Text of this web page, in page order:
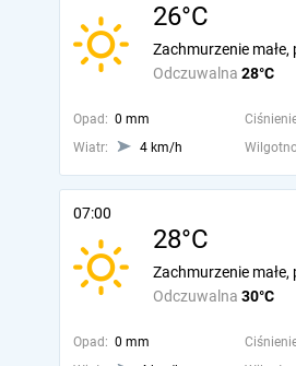
26°C
Odczuwalna 28°C
Zachmurzenie małe,
Opad: 0 mm
Wiatr:
4 km/h
07:00
28°C
Odczuwalna 30°C
Zachmurzenie małe,
Opad: 0 mm